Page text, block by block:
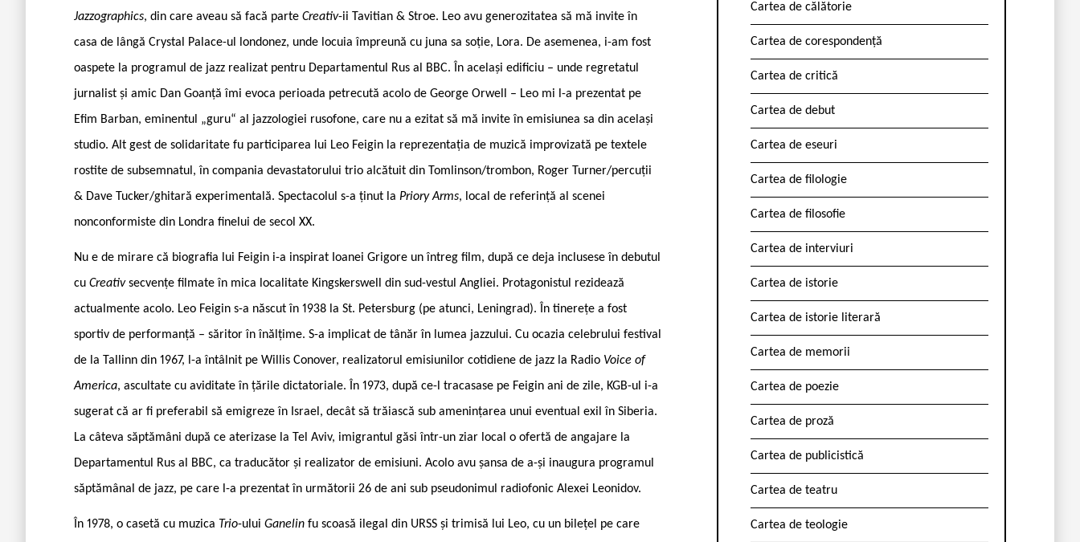
Jazzographics, din care aveau să facă parte Creativ-ii Tavitian & Stroe. Leo avu generozitatea să mă invite în
casa de lângă Crystal Palace-ul londonez, unde locuia împreună cu juna sa soție, Lora. De asemenea, i-am fost
oaspete la programul de jazz realizat pentru Departamentul Rus al BBC. În același edificiu – unde regretatul
jurnalist și amic Dan Goanță îmi evoca perioada petrecută acolo de George Orwell – Leo mi l-a prezentat pe
Efim Barban, eminentul „guru“ al jazzologiei rusofone, care nu a ezitat să mă invite în emisiunea sa din același
studio. Alt gest de solidaritate fu participarea lui Leo Feigin la reprezentația de muzică improvizată pe textele
rostite de subsemnatul, în compania devastatorului trio alcătuit din Tomlinson/trombon, Roger Turner/percuții
& Dave Tucker/ghitară experimentală. Spectacolul s-a ținut la Priory Arms, local de referință al scenei
nonconformiste din Londra finelui de secol XX.
Nu e de mirare că biografia lui Feigin i-a inspirat Ioanei Grigore un întreg film, după ce deja inclusese în debutul
cu Creativsecvențe filmate în mica localitate Kingskerswell din sud-vestul Angliei. Protagonistul rezidează
actualmente acolo. Leo Feigin s-a născut în 1938 la St. Petersburg (pe atunci, Leningrad). În tinerețe a fost
sportiv de performanță – săritor în înălțime. S-a implicat de tânăr în lumea jazzului. Cu ocazia celebrului festival
de la Tallinn din 1967, l-a întâlnit pe Willis Conover, realizatorul emisiunilor cotidiene de jazz la Radio Voice of
America, ascultate cu aviditate în țările dictatoriale. În 1973, după ce-l tracasase pe Feigin ani de zile, KGB-ul i-a
sugerat că ar fi preferabil să emigreze în Israel, decât să trăiască sub amenințarea unui eventual exil în Siberia.
La câteva săptămâni după ce aterizase la Tel Aviv, imigrantul găsi într-un ziar local o ofertă de angajare la
Departamentul Rus al BBC, ca traducător și realizator de emisiuni. Acolo avu șansa de a-și inaugura programul
săptămânal de jazz, pe care l-a prezentat în următorii 26 de ani sub pseudonimul radiofonic Alexei Leonidov.
În 1978, o casetă cu muzica Trio-ului Ganelin fu scoasă ilegal din URSS și trimisă lui Leo, cu un bilețel pe care
Cartea de călătorie
Cartea de corespondență
Cartea de critică
Cartea de debut
Cartea de eseuri
Cartea de filologie
Cartea de filosofie
Cartea de interviuri
Cartea de istorie
Cartea de istorie literară
Cartea de memorii
Cartea de poezie
Cartea de proză
Cartea de publicistică
Cartea de teatru
Cartea de teologie